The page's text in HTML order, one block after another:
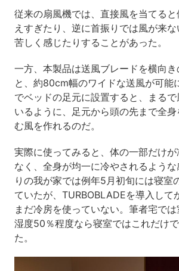
従来の扇風機では、直接風を当てる
えすぎたり、逆に首振りでは風が来
苦しく感じたりすることがあった。
一方、本製品は送風ブレードを横向
と、約80cm幅のワイドな送風が可能
でベッドの足元に設置すると、まる
いるように、足元から頭の先まで全
む風を作れるのだ。
実際に使ってみると、体の一部だけ
なく、全身が均一に冷やされるよう
りの我が家では例年5月初旬には寝室
ていたが、TURBOBLADEを導入して
まだ冷房を使っていない。筆者宅で
湿度50％程度なら寝室ではこれだけ
た。